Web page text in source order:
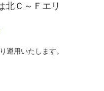
北Ｃ～Ｆエリ
運用いたします。